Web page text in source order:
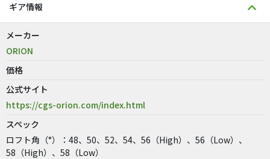
ギア情報
メーカー
ORION
価格
公式サイト
https://cgs-orion.com/index.html
スペック
ロフト角（°）：48、50、52、54、56（High）、56（Low）、
58（High）、58（Low）